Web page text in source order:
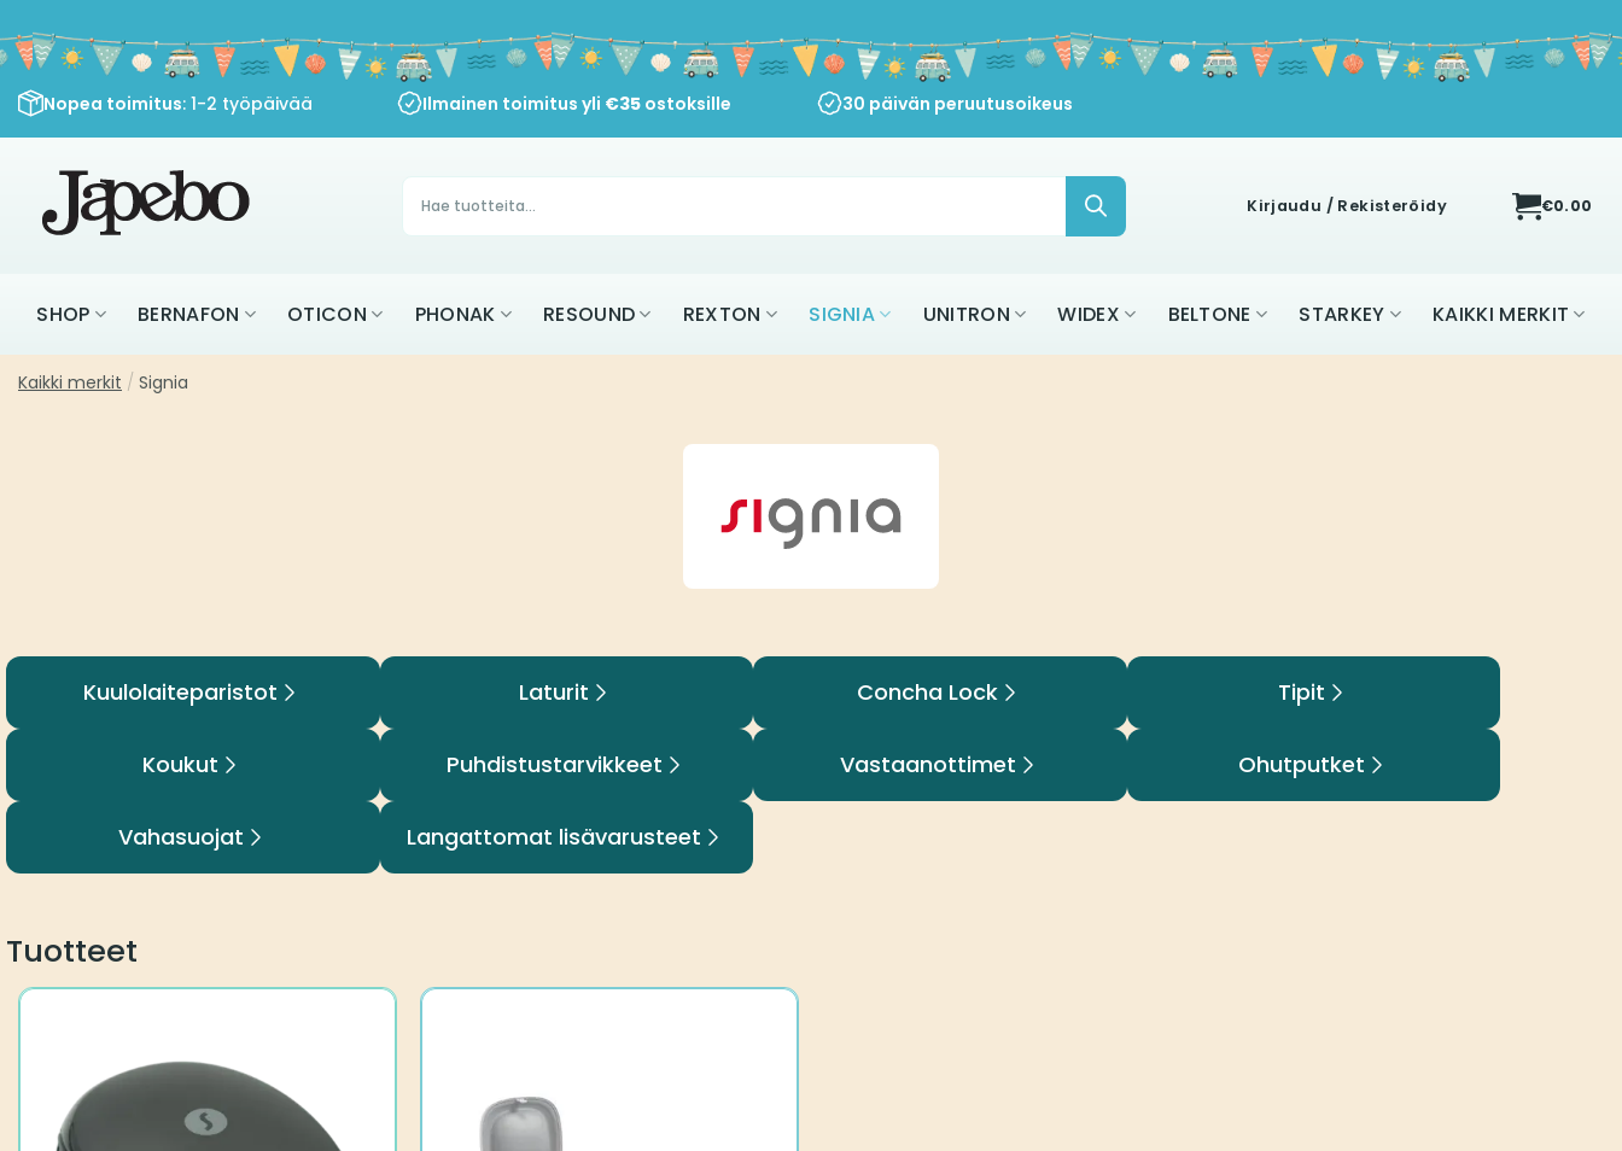
sisältöön
Nopea toimitus: 1-2 työpäivää Ilmainen toimitus yli €35 ostoksille 30 päivän peruutusoikeus
Products
search Kirjaudu / Rekisteröidy €0.00
SHOP BERNAFON OTICON PHONAK RESOUND REXTON SIGNIA UNITRON WIDEX BELTONE STARKEY KAIKKI MERKIT
Kaikki merkit / Signia
Kuulolaiteparistot Laturit Concha Lock Tipit
Koukut Puhdistustarvikkeet Vastaanottimet Ohutputket
Vahasuojat Langattomat lisävarusteet
Tuotteet